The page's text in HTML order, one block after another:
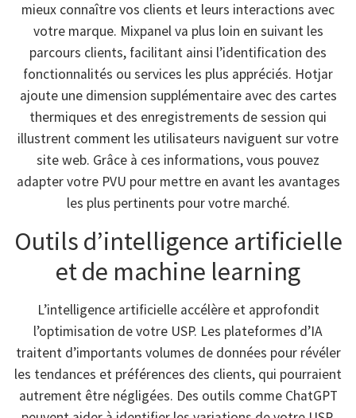
mieux connaître vos clients et leurs interactions avec
votre marque. Mixpanel va plus loin en suivant les
parcours clients, facilitant ainsi l’identification des
fonctionnalités ou services les plus appréciés. Hotjar
ajoute une dimension supplémentaire avec des cartes
thermiques et des enregistrements de session qui
illustrent comment les utilisateurs naviguent sur votre
site web. Grâce à ces informations, vous pouvez
adapter votre PVU pour mettre en avant les avantages
les plus pertinents pour votre marché.
Outils d’intelligence artificielle
et de machine learning
L’intelligence artificielle accélère et approfondit
l’optimisation de votre USP. Les plateformes d’IA
traitent d’importants volumes de données pour révéler
les tendances et préférences des clients, qui pourraient
autrement être négligées. Des outils comme ChatGPT